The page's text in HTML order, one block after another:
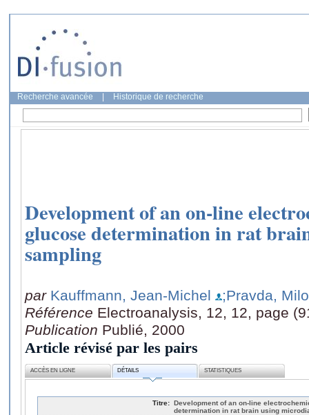
Recherche avancée Historique de recherche
Development of an on-line
glucose determination in rat
sampling
par Kauffmann, Jean-Michel
;Pravda,
Référence Electroanalysis, 12, 12, page
Publication Publié, 2000
Article révisé par les pairs
ACCÈS EN LIGNE DÉTAILS STATISTIQUES
Titre: Development of an on-line
determination in rat brain using